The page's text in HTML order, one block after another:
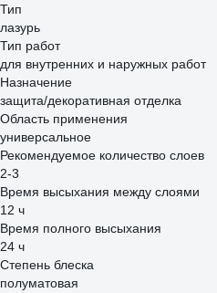
Тип
лазурь
Тип работ
для внутренних и наружных работ
Назначение
защита/декоративная отделка
Область применения
универсальное
Рекомендуемое количество слоев
2-3
Время высыхания между слоями
12 ч
Время полного высыхания
24 ч
Степень блеска
полуматовая